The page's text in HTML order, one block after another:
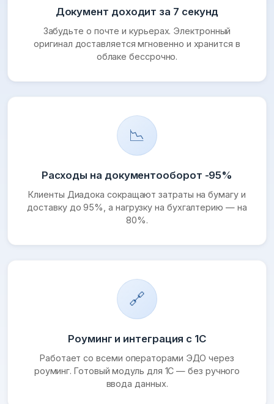
Документ доходит за 7 секунд
Забудьте о почте и курьерах. Электронный
оригинал доставляется мгновенно и хранится в
облаке бессрочно.
📉
Расходы на документооборот -95%
Клиенты Диадока сокращают затраты на бумагу и
доставку до 95%, а нагрузку на бухгалтерию — на
80%.
🔗
Роуминг и интеграция с 1С
Работает со всеми операторами ЭДО через
роуминг. Готовый модуль для 1С — без ручного
ввода данных.